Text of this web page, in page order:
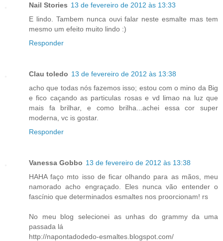
Nail Stories 13 de fevereiro de 2012 às 13:33
E lindo. Tambem nunca ouvi falar neste esmalte mas tem
mesmo um efeito muito lindo :)
Responder
Clau toledo 13 de fevereiro de 2012 às 13:38
acho que todas nós fazemos isso; estou com o mino da Big
e fico caçando as particulas rosas e vd limao na luz que
mais fa brilhar, e como brilha...achei essa cor super
moderna, vc is gostar.
Responder
Vanessa Gobbo 13 de fevereiro de 2012 às 13:38
HAHA faço mto isso de ficar olhando para as mãos, meu
namorado acho engraçado. Eles nunca vão entender o
fascínio que determinados esmaltes nos proorcionam! rs
No meu blog selecionei as unhas do grammy da uma
passada lá
http://napontadodedo-esmaltes.blogspot.com/